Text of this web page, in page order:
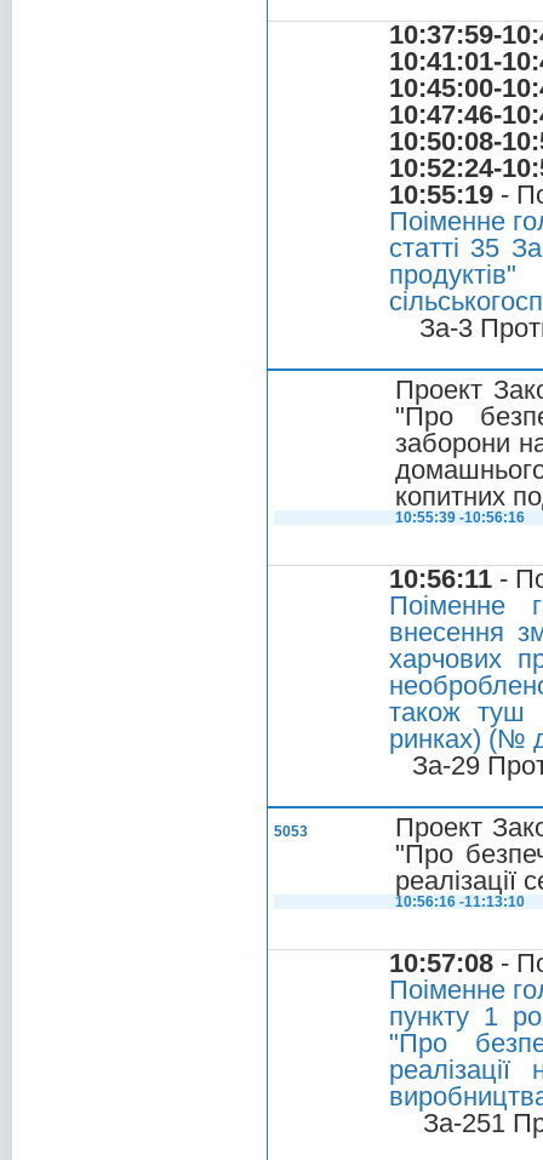
10:37:59-
10:41:01-
10:45:00-
10:47:46-
10:50:08-
10:52:24-
10:55:19 -
Поіменне
статті 35
За-3
Проект
"Про
заборони
копитних
10:55:39 -10:56:16
10:56:11 -
Поіменне
внесення
харчових
також туш
ринках) (№
За-29
5053
Проект
"Про
реалізації
10:56:16 -11:13:10
10:57:08 -
Поіменне
пункту 1
"Про
За-251